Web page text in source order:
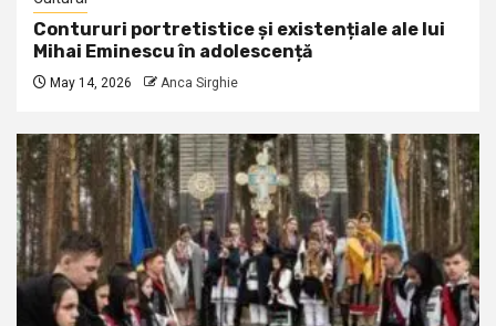
Contururi portretistice și existențiale ale lui
Mihai Eminescu în adolescență
May 14, 2026 Anca Sirghie